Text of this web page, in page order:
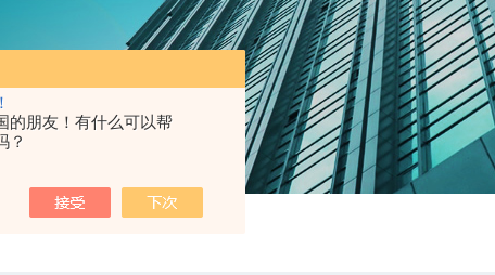
的朋友！有什么可以帮
？